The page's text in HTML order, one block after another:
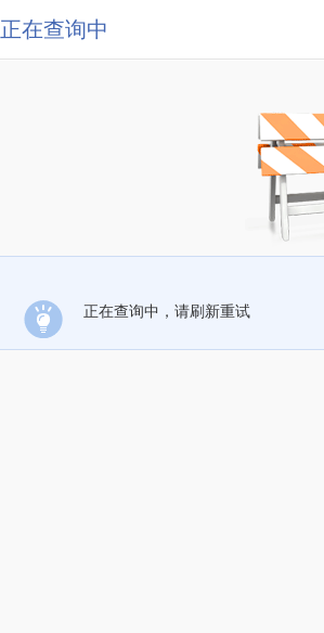
正在查询中
正在查询中，请刷新重试